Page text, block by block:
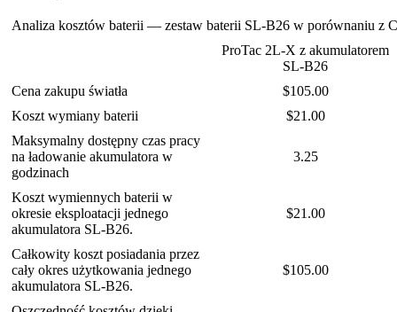
Analiza kosztów baterii — zestaw baterii SL-B26 w porównaniu z
ProTac 2L-X z akumulatorem
SL-B26
Cena zakupu światła
$105.00
Koszt wymiany baterii
$21.00
Maksymalny dostępny czas pracy
na ładowanie akumulatora w
godzinach
3.25
Koszt wymiennych baterii w
okresie eksploatacji jednego
akumulatora SL-B26.
$21.00
Całkowity koszt posiadania przez
cały okres użytkowania jednego
akumulatora SL-B26.
$105.00